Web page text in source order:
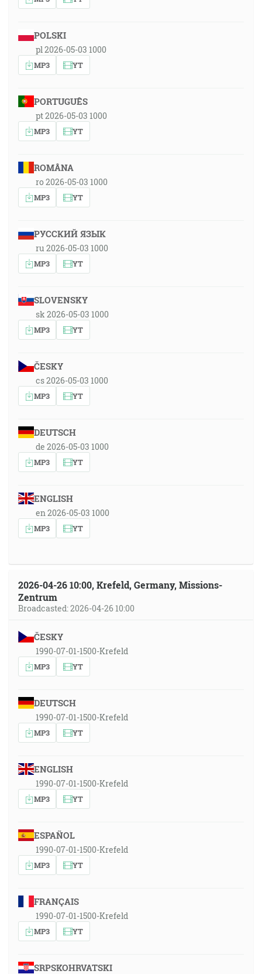
POLSKI
pl 2026-05-03 1000
MP3 YT
PORTUGUÊS
pt 2026-05-03 1000
MP3 YT
ROMÂNA
ro 2026-05-03 1000
MP3 YT
РУССКИЙ ЯЗЫК
ru 2026-05-03 1000
MP3 YT
SLOVENSKY
sk 2026-05-03 1000
MP3 YT
ČESKY
cs 2026-05-03 1000
MP3 YT
DEUTSCH
de 2026-05-03 1000
MP3 YT
ENGLISH
en 2026-05-03 1000
MP3 YT
2026-04-26 10:00, Krefeld, Germany, Missions-
Zentrum
Broadcasted: 2026-04-26 10:00
ČESKY
1990-07-01-1500-Krefeld
MP3 YT
DEUTSCH
1990-07-01-1500-Krefeld
MP3 YT
ENGLISH
1990-07-01-1500-Krefeld
MP3 YT
ESPAÑOL
1990-07-01-1500-Krefeld
MP3 YT
FRANÇAIS
1990-07-01-1500-Krefeld
MP3 YT
SRPSKOHRVATSKI